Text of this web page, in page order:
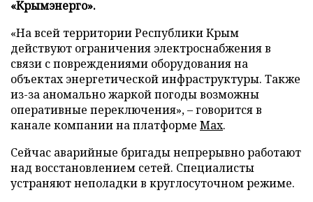
«Крымэнерго».
«На всей территории Республики Крым
действуют ограничения электроснабжения в
связи с повреждениями оборудования на
объектах энергетической инфраструктуры. Также
из-за аномально жаркой погоды возможны
оперативные переключения», – говорится в
канале компании на платформе Max.
Сейчас аварийные бригады непрерывно работают
над восстановлением сетей. Специалисты
устраняют неполадки в круглосуточном режиме.